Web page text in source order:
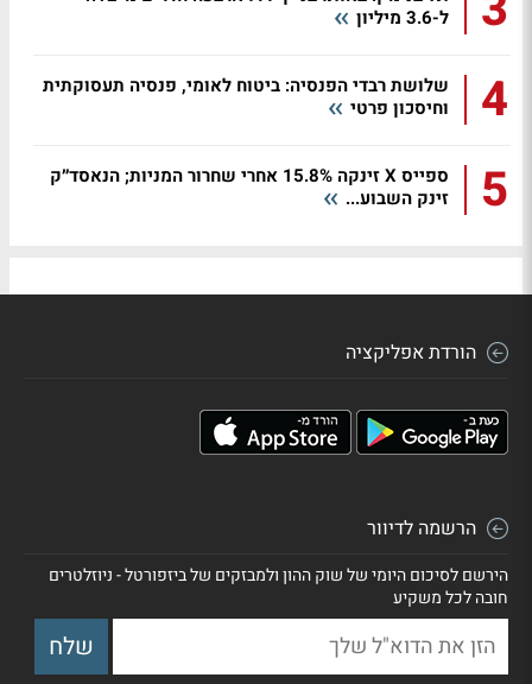
ל-3.6 מיליון
4
שלושת רבדי הפנסיה: ביטוח לאומי, פנסיה תעסוקתית
וחיסכון פרטי
5
ספייס X זינקה 15.8% אחרי שחרור המניות; הנאסד״ק
זינק השבוע...
הורדת אפליקציה
הרשמה לדיוור
הירשם לסיכום היומי של שוק ההון ולמבזקים של ביזפורטל - ניוזלטרים
חובה לכל משקיע